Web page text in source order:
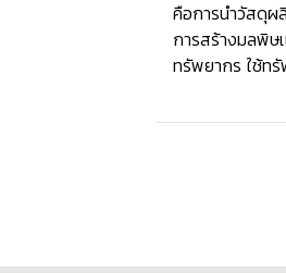
คือการนำวัสดุผ
การสร้างมลพิษ
ทรัพยากร ใช้ท